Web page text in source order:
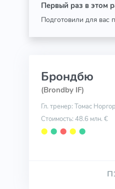
Первый раз в этом
Подготовили для вас
Брондбю
(Brondby IF)
Гл. тренер: Томас Норгор
Стоимость: 48.6 млн. €
⬤ ⬤ ⬤ ⬤ ⬤